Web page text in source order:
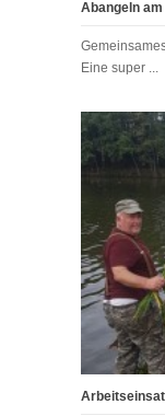
Abangeln
Eine super ...